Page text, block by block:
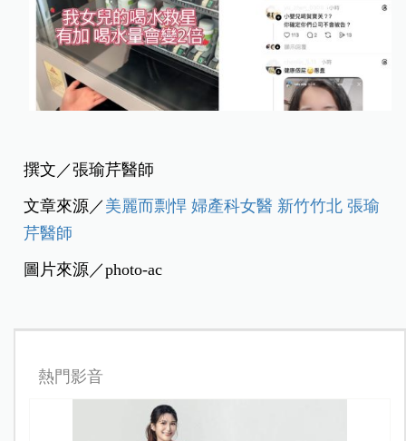
撰文／張瑜芹醫師
文章來源／ 美麗而剽悍 婦產科女醫 新竹竹北 張瑜
芹醫師
圖片來源／photo-ac
熱門影音